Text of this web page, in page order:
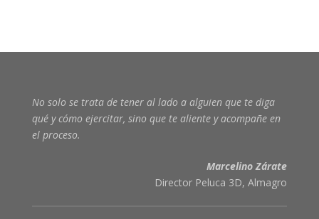
No solo se trata de tener al lado a alguien que te diga
qué y cómo ejercitar, sino que te aliente y acompañe en
el proceso.
Marcelino Zárate
Director Peluca 3D, Almagro